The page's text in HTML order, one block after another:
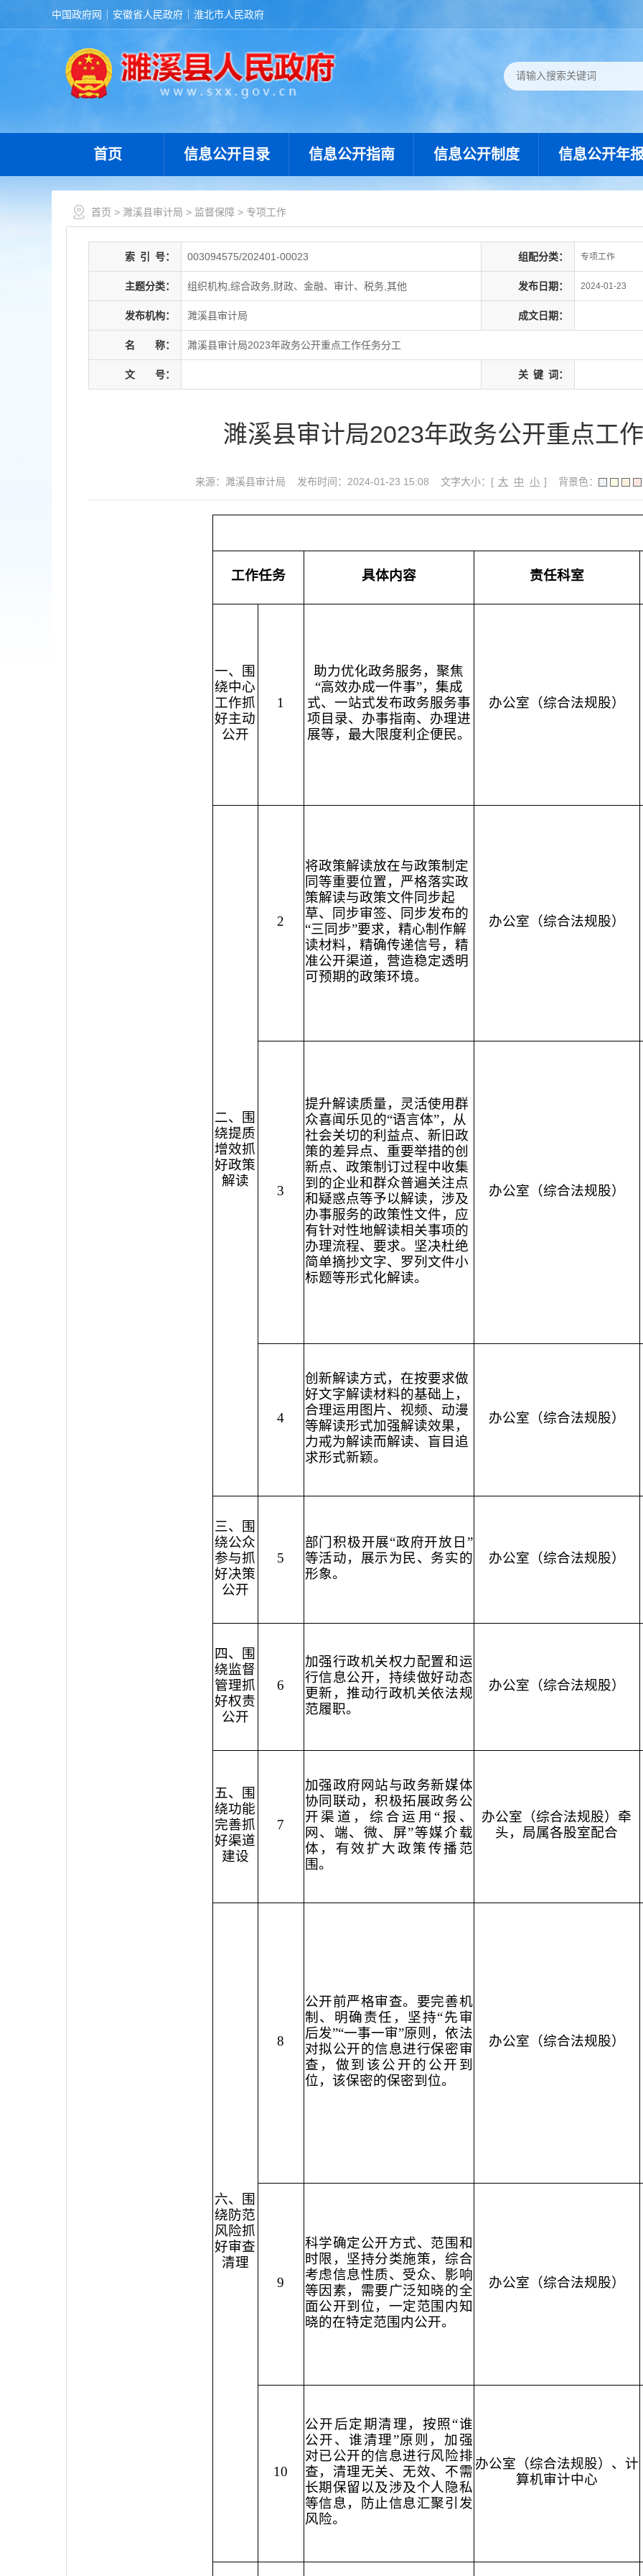
中国政府网 安徽省人民政府 淮北市人民政府
首页 信息公开目录 信息公开指南 信息公开制度 信息公开年
首页 > 濉溪县审计局 > 监督保障 > 专项工作
索 引 号： 003094575/202401-00023 组配分类： 专项工作
主题分类： 组织机构,综合政务,财政、金融、审计、税务,其他 发布日期： 2024-01-23
发布机构： 濉溪县审计局 成文日期：
名 称： 濉溪县审计局2023年政务公开重点工作任务分工
文 号： 关 键 词：
濉溪县审计局2023年政务公开重点工
来源：濉溪县审计局 发布时间：2024-01-23 15:08 文字大小：[ 大 中 小 ] 背景色：
工作任务 具体内容 责任科室
一、围
绕中心
工作抓
好主动
公开
1
助力优化政务服务，聚焦
“高效办成一件事”，集成
式、一站式发布政务服务事
项目录、办事指南、办理进
展等，最大限度利企便民。
办公室（综合法规股）
二、围
绕提质
增效抓
好政策
解读
2
将政策解读放在与政策制定
同等重要位置，严格落实政
策解读与政策文件同步起
草、同步审签、同步发布的
“三同步”要求，精心制作解
读材料，精确传递信号，精
准公开渠道，营造稳定透明
可预期的政策环境。
办公室（综合法规股）
3
提升解读质量，灵活使用群
众喜闻乐见的“语言体”，从
社会关切的利益点、新旧政
策的差异点、重要举措的创
新点、政策制订过程中收集
到的企业和群众普遍关注点
和疑惑点等予以解读，涉及
办事服务的政策性文件，应
有针对性地解读相关事项的
办理流程、要求。坚决杜绝
简单摘抄文字、罗列文件小
标题等形式化解读。
办公室（综合法规股）
4
创新解读方式，在按要求做
好文字解读材料的基础上，
合理运用图片、视频、动漫
等解读形式加强解读效果，
力戒为解读而解读、盲目追
求形式新颖。
办公室（综合法规股）
三、围
绕公众
参与抓
好决策
公开
5
部门积极开展“政府开放日”
等活动，展示为民、务实的
形象。
办公室（综合法规股）
四、围
绕监督
管理抓
好权责
公开
6
加强行政机关权力配置和运
行信息公开，持续做好动态
更新，推动行政机关依法规
范履职。
办公室（综合法规股）
五、围
绕功能
完善抓
好渠道
建设
7
加强政府网站与政务新媒体
协同联动，积极拓展政务公
开渠道，综合运用“报、
网、端、微、屏”等媒介载
体，有效扩大政策传播范
围。
办公室（综合法规股）牵
头，局属各股室配合
六、围
绕防范
风险抓
好审查
清理
8
公开前严格审查。要完善机
制、明确责任，坚持“先审
后发”“一事一审”原则，依法
对拟公开的信息进行保密审
查，做到该公开的公开到
位，该保密的保密到位。
办公室（综合法规股）
9
科学确定公开方式、范围和
时限，坚持分类施策，综合
考虑信息性质、受众、影响
等因素，需要广泛知晓的全
面公开到位，一定范围内知
晓的在特定范围内公开。
办公室（综合法规股）
10
公开后定期清理，按照“谁
公开、谁清理”原则，加强
对已公开的信息进行风险排
查，清理无关、无效、不需
长期保留以及涉及个人隐私
等信息，防止信息汇聚引发
风险。
办公室（综合法规股）、计
算机审计中心